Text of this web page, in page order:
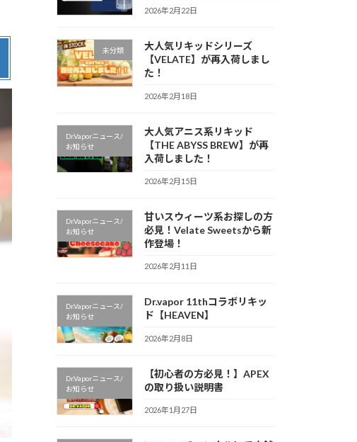
2026年2月22日
未分類
大人気リキッドシリーズ
【VELATE】が再入荷しまし
た！
2026年2月18日
Dr.Vaporニュース/
お知らせ
大人気アニス系リキッド
【THE ABYSS BREW】が再
入荷しました！
2026年2月15日
Dr.Vaporニュース/
お知らせ
甘いスウィーツ系お探しの方
必見！Velate Sweetsから新
作登場！
2026年2月11日
Dr.Vaporニュース/
お知らせ
Dr.vapor 11thコラボリキッ
ド【HEAVEN】
2026年2月8日
Dr.Vaporニュース/
お知らせ
【初心者の方必見！】APEX
の取り扱い説明書
2026年1月27日